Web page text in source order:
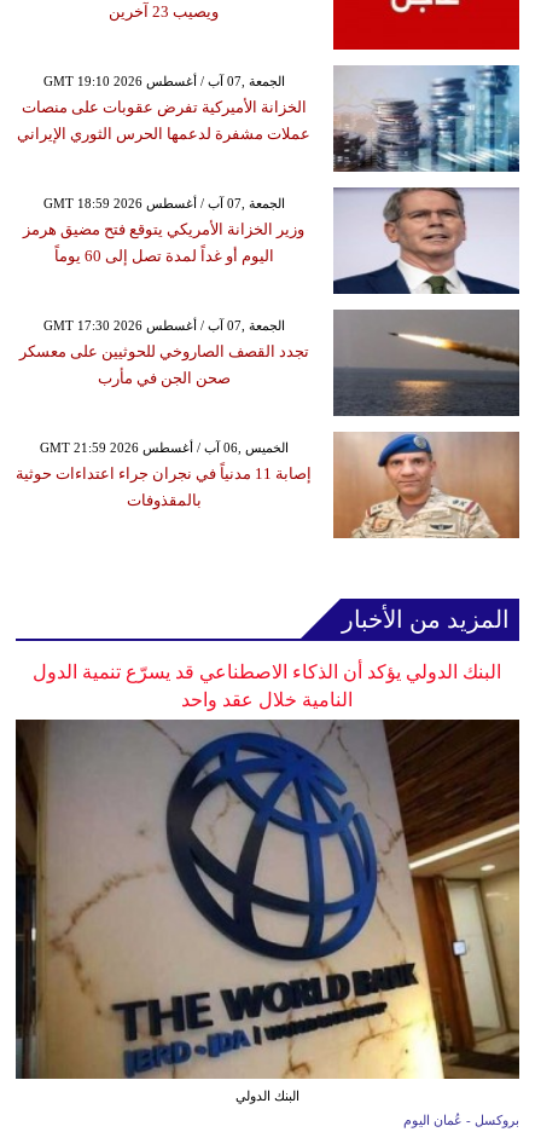
ويصيب 23 آخرين
GMT 19:10 2026 الجمعة ,07 آب / أغسطس
الخزانة الأميركية تفرض عقوبات على منصات
عملات مشفرة لدعمها الحرس الثوري الإيراني
GMT 18:59 2026 الجمعة ,07 آب / أغسطس
وزير الخزانة الأمريكي يتوقع فتح مضيق هرمز
اليوم أو غداً لمدة تصل إلى 60 يوماً
GMT 17:30 2026 الجمعة ,07 آب / أغسطس
تجدد القصف الصاروخي للحوثيين على معسكر
صحن الجن في مأرب
GMT 21:59 2026 الخميس ,06 آب / أغسطس
إصابة 11 مدنياً في نجران جراء اعتداءات حوثية
بالمقذوفات
المزيد من الأخبار
البنك الدولي يؤكد أن الذكاء الاصطناعي قد يسرّع تنمية الدول
النامية خلال عقد واحد
البنك الدولي
بروكسل - عُمان اليوم